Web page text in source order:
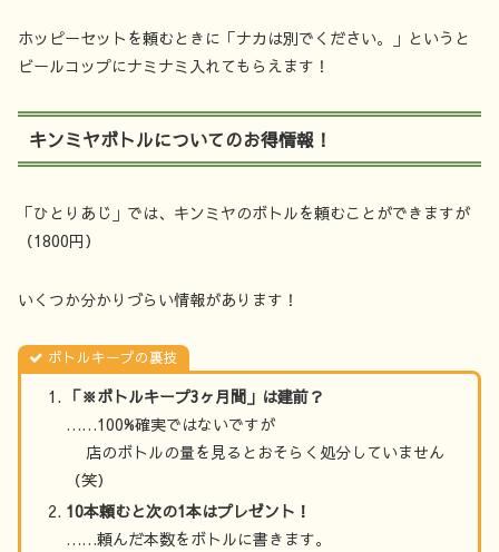
ホッピーセットを頼むときに「ナカは別でください。」というと
ビールコップにナミナミ入れてもらえます！
キンミヤボトルについてのお得情報！
「ひとりあじ」では、キンミヤのボトルを頼むことができますが
（1800円）
いくつか分かりづらい情報があります！
ボトルキープの裏技
「※ボトルキープ3ヶ月間」は建前？
……100%確実ではないですが
店のボトルの量を見るとおそらく処分していません
（笑）
10本頼むと次の1本はプレゼント！
……頼んだ本数をボトルに書きます。